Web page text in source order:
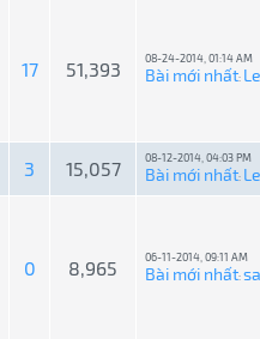
17 51,393 08-24-2014, 01:14 AM
Bài mới nhất:
3 15,057 08-12-2014, 04:03 PM
Bài mới nhất:
0 8,965 06-11-2014, 09:11 AM
Bài mới nhất: